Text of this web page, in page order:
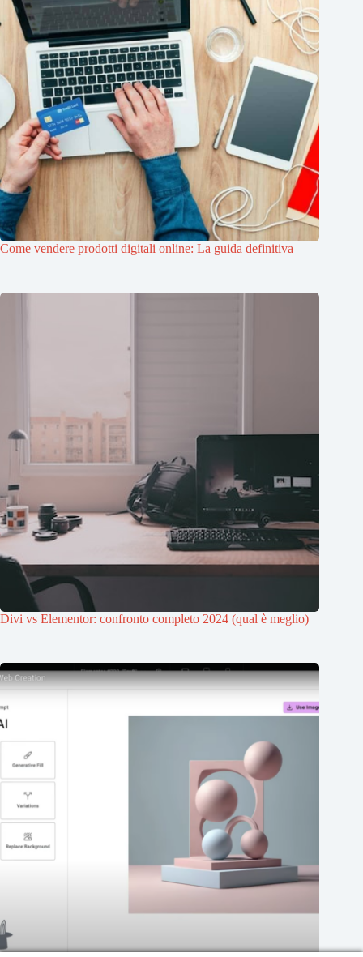
Come vendere prodotti digitali online: La guida definitiva
Divi vs Elementor: confronto completo 2024 (qual è meglio)